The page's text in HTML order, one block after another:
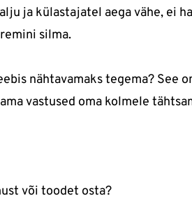
ja külastajatel aega vähe, ei
silma.
nähtavamaks tegema? See
vastused oma kolmele
või toodet osta?